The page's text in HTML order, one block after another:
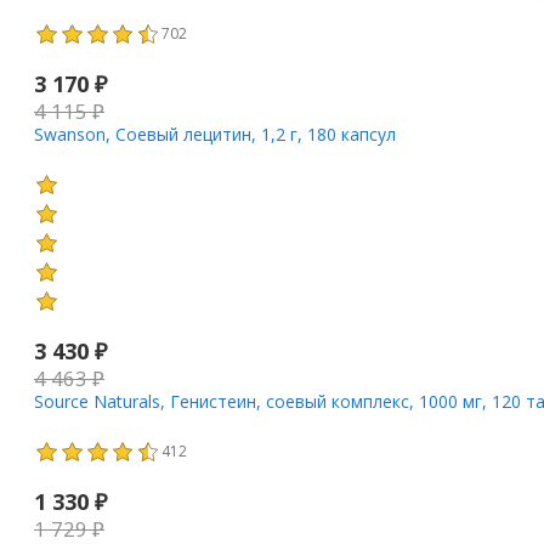
702
3 170 ₽
4 115₽
Swanson, Соевый лецитин, 1,2 г, 180 капсул
3 430 ₽
4 463₽
Source Naturals, Генистеин, соевый комплекс, 1000 мг, 120
412
1 330 ₽
1 729₽